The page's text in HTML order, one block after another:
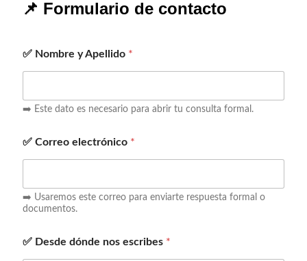
📌 Formulario de contacto
✅ Nombre y Apellido *
➡️ Este dato es necesario para abrir tu consulta formal.
✅ Correo electrónico *
➡️ Usaremos este correo para enviarte respuesta formal o
documentos.
✅ Desde dónde nos escribes *